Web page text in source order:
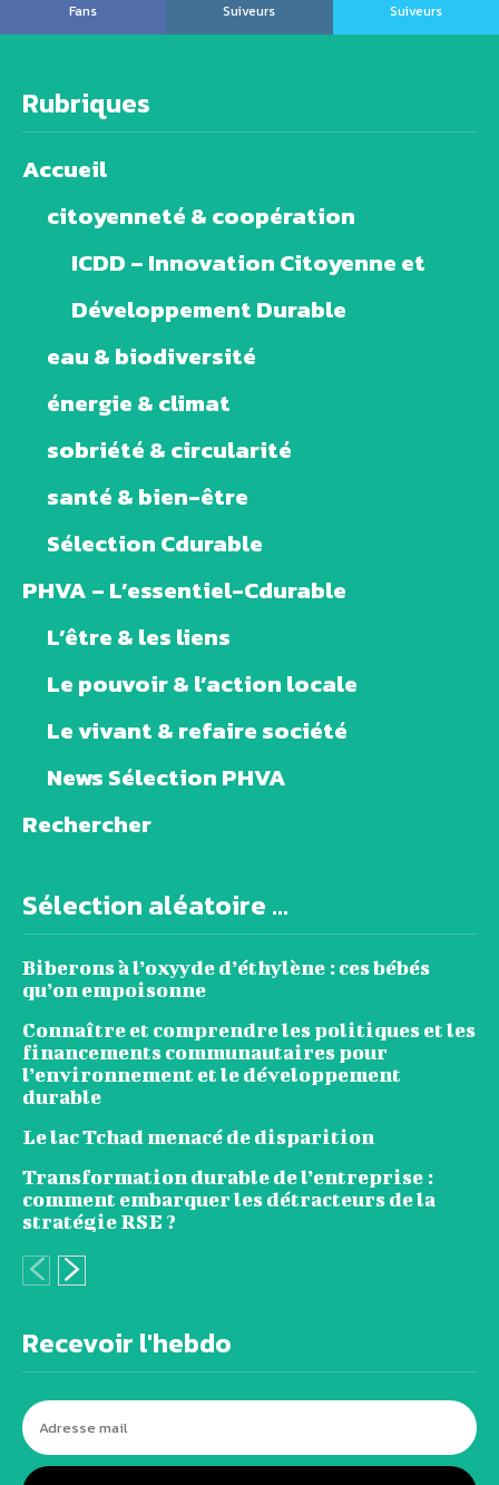
Fans
Suiveurs
Suiveurs
Rubriques
Accueil
citoyenneté & coopération
ICDD – Innovation Citoyenne et
Développement Durable
eau & biodiversité
énergie & climat
sobriété & circularité
santé & bien-être
Sélection Cdurable
PHVA – L’essentiel-Cdurable
L’être & les liens
Le pouvoir & l’action locale
Le vivant & refaire société
News Sélection PHVA
Rechercher
Sélection aléatoire ...
Biberons à l’oxyyde d’éthylène : ces bébés
qu’on empoisonne
Connaître et comprendre les politiques et les
financements communautaires pour
l’environnement et le développement
durable
Le lac Tchad menacé de disparition
Transformation durable de l’entreprise :
comment embarquer les détracteurs de la
stratégie RSE ?
Recevoir l'hebdo